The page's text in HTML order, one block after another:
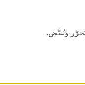
وتُبيَّض.